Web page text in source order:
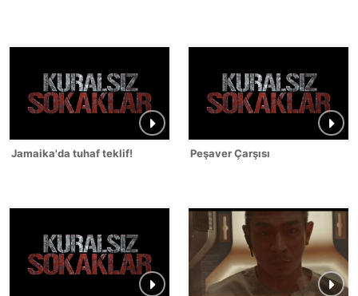
Jamaika'da tuhaf teklif! Peşaver Çarşısı